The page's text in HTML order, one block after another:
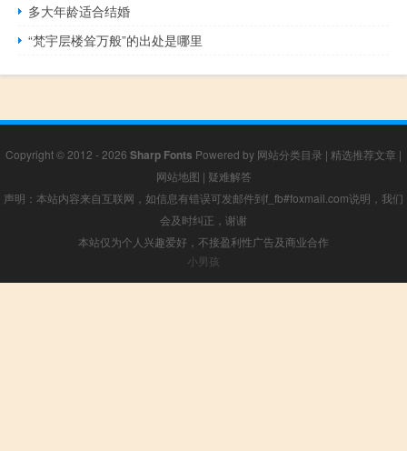
多大年龄适合结婚
“梵宇层楼耸万般”的出处是哪里
Copyright © 2012 - 2026 Sharp Fonts Powered by 网站分类目录 | 精选推荐文章 |
网站地图 | 疑难解答
声明：本站内容来自互联网，如信息有错误可发邮件到f_fb#foxmail.com说明，我们
会及时纠正，谢谢
本站仅为个人兴趣爱好，不接盈利性广告及商业合作
小男孩